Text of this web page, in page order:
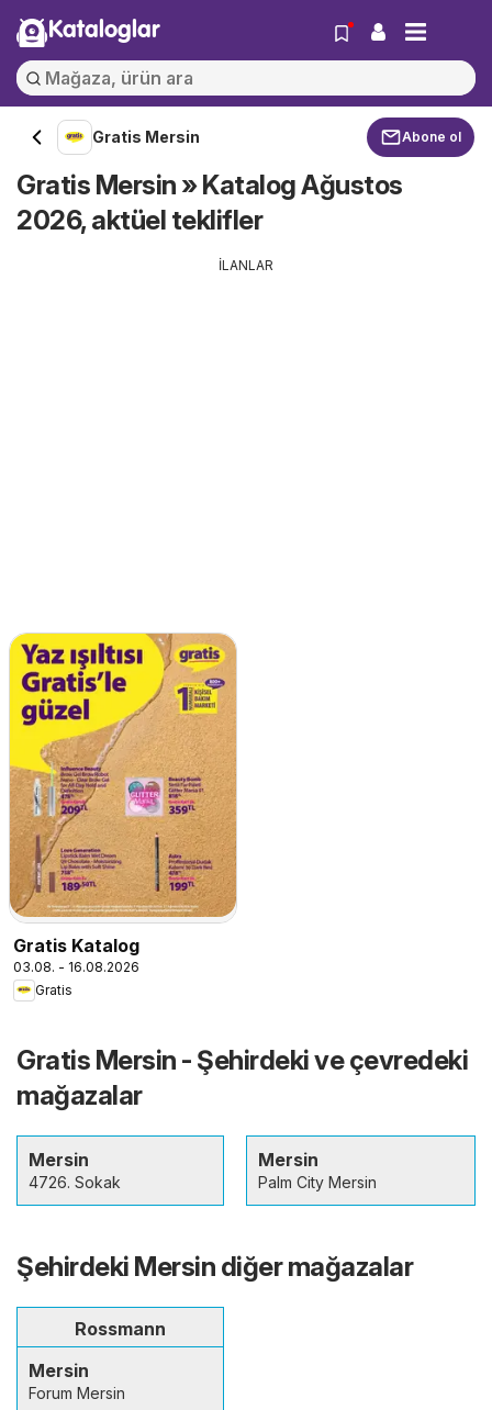
Kataloglar
Gratis Mersin Abone ol
Gratis Mersin » Katalog Ağustos
2026, aktüel teklifler
İLANLAR
Gratis Katalog
03.08. - 16.08.2026
Gratis
Gratis Mersin - Şehirdeki ve çevredeki
mağazalar
Mersin
4726. Sokak
Mersin
Palm City Mersin
Şehirdeki Mersin diğer mağazalar
Rossmann
Mersin
Forum Mersin